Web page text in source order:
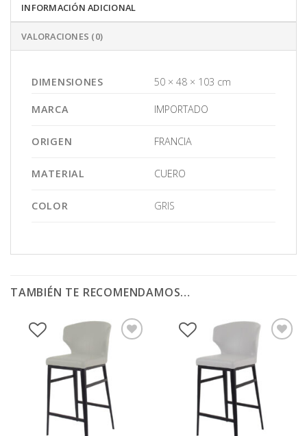
INFORMACIÓN ADICIONAL
VALORACIONES (0)
DIMENSIONES 50 × 48 × 103 cm
MARCA IMPORTADO
ORIGEN FRANCIA
MATERIAL CUERO
COLOR GRIS
TAMBIÉN TE RECOMENDAMOS…